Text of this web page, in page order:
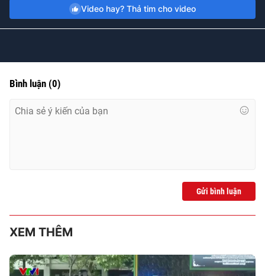
Video hay? Thả tim cho video
Bình luận (0)
Gửi bình luận
XEM THÊM